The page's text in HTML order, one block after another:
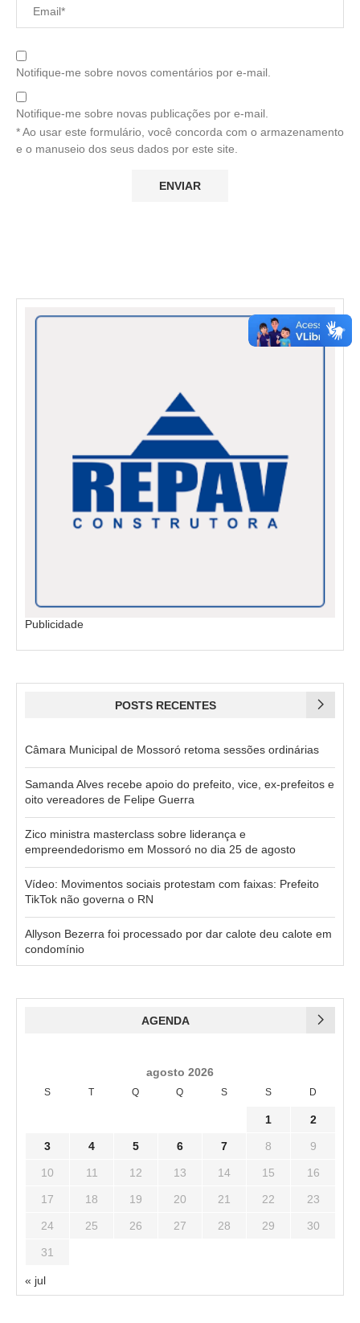
Notifique-me sobre novos comentários por e-mail.
Notifique-me sobre novas publicações por e-mail.
* Ao usar este formulário, você concorda com o armazenamento
e o manuseio dos seus dados por este site.
Publicidade
POSTS RECENTES
Câmara Municipal de Mossoró retoma sessões ordinárias
Samanda Alves recebe apoio do prefeito, vice, ex-prefeitos e
oito vereadores de Felipe Guerra
Zico ministra masterclass sobre liderança e
empreendedorismo em Mossoró no dia 25 de agosto
Vídeo: Movimentos sociais protestam com faixas: Prefeito
TikTok não governa o RN
Allyson Bezerra foi processado por dar calote deu calote em
condomínio
AGENDA
agosto 2026
S T Q Q S S D
1 2
3 4 5 6 7 8 9
10 11 12 13 14 15 16
17 18 19 20 21 22 23
24 25 26 27 28 29 30
31
« jul